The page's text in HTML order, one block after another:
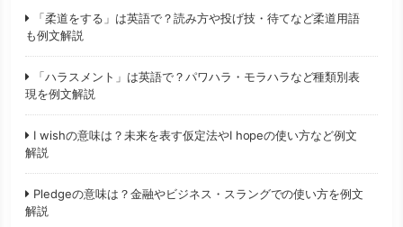
「柔道をする」は英語で？読み方や投げ技・待てなど柔道用語
も例文解説
「ハラスメント」は英語で？パワハラ・モラハラなど種類別表
現を例文解説
I wishの意味は？未来を表す仮定法やI hopeの使い方など例文
解説
Pledgeの意味は？金融やビジネス・スラングでの使い方を例文
解説